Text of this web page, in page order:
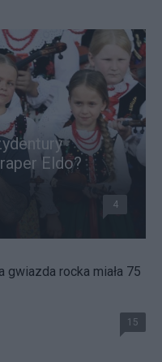
Eldo?
4
gwiazda rocka miała 75
15